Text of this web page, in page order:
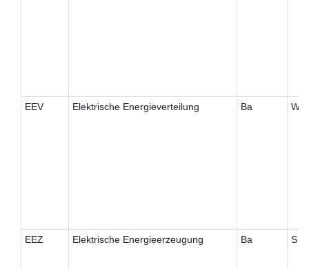
EEV Elektrische Energieverteilung Ba W
EEZ Elektrische Energieerzeugung Ba S